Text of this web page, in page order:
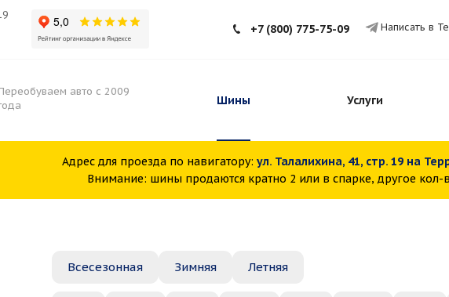
+7 (800) 775-75-09 Написать в
авто с 2009
Шины Услуги
Адрес для проезда по навигатору: ул. Талалихина, 41, стр. 19 на
Внимание: шины продаются кратно 2 или в спарке, другое
Всесезонная Зимняя Летняя